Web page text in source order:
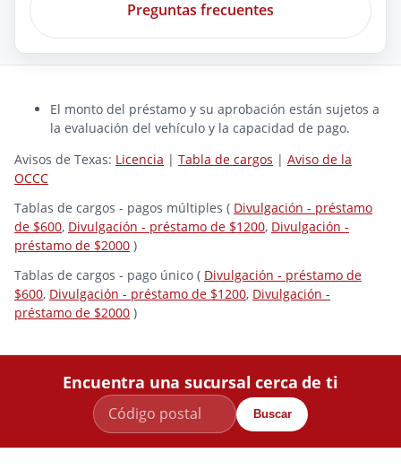
Preguntas frecuentes
El monto del préstamo y su aprobación están sujetos a
la evaluación del vehículo y la capacidad de pago.
Avisos de Texas: Licencia | Tabla de cargos | Aviso de la
OCCC
Tablas de cargos - pagos múltiples ( Divulgación - préstamo
de $600, Divulgación - préstamo de $1200, Divulgación -
préstamo de $2000 )
Tablas de cargos - pago único ( Divulgación - préstamo de
$600, Divulgación - préstamo de $1200, Divulgación -
préstamo de $2000 )
Encuentra una sucursal cerca de ti
Buscar